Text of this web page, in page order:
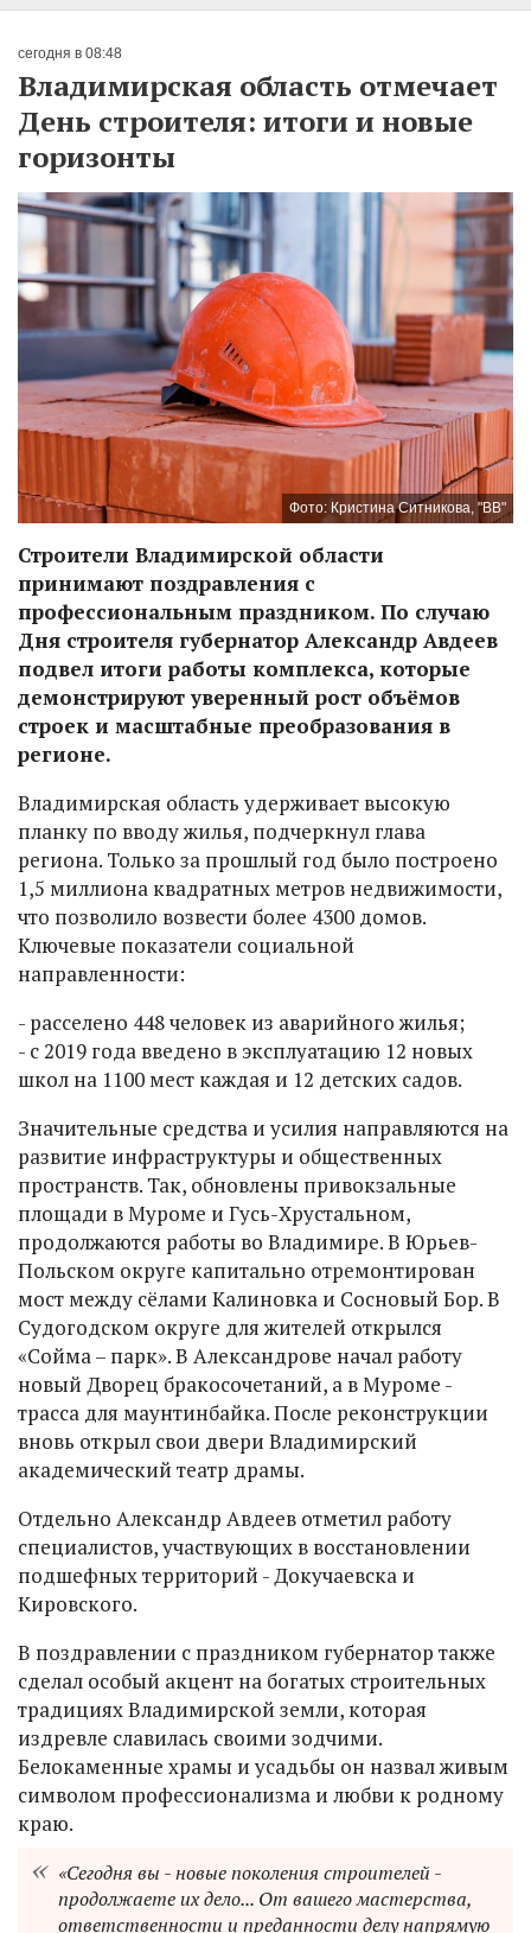
сегодня в 08:48
Владимирская область отмечает
День строителя: итоги и новые
горизонты
Фото: Кристина Ситникова, "ВВ"
Строители Владимирской области
принимают поздравления с
профессиональным праздником. По случаю
Дня строителя губернатор Александр Авдеев
подвел итоги работы комплекса, которые
демонстрируют уверенный рост объёмов
строек и масштабные преобразования в
регионе.
Владимирская область удерживает высокую
планку по вводу жилья, подчеркнул глава
региона. Только за прошлый год было построено
1,5 миллиона квадратных метров недвижимости,
что позволило возвести более 4300 домов.
Ключевые показатели социальной
направленности:
- расселено 448 человек из аварийного жилья;
- с 2019 года введено в эксплуатацию 12 новых
школ на 1100 мест каждая и 12 детских садов.
Значительные средства и усилия направляются на
развитие инфраструктуры и общественных
пространств. Так, обновлены привокзальные
площади в Муроме и Гусь-Хрустальном,
продолжаются работы во Владимире. В Юрьев-
Польском округе капитально отремонтирован
мост между сёлами Калиновка и Сосновый Бор. В
Судогодском округе для жителей открылся
«Сойма – парк». В Александрове начал работу
новый Дворец бракосочетаний, а в Муроме -
трасса для маунтинбайка. После реконструкции
вновь открыл свои двери Владимирский
академический театр драмы.
Отдельно Александр Авдеев отметил работу
специалистов, участвующих в восстановлении
подшефных территорий - Докучаевска и
Кировского.
В поздравлении с праздником губернатор также
сделал особый акцент на богатых строительных
традициях Владимирской земли, которая
издревле славилась своими зодчими.
Белокаменные храмы и усадьбы он назвал живым
символом профессионализма и любви к родному
краю.
«Сегодня вы - новые поколения строителей -
продолжаете их дело... От вашего мастерства,
ответственности и преданности делу напрямую